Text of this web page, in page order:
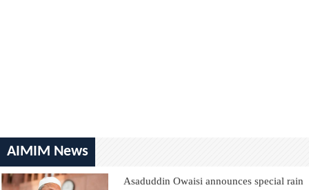
AIMIM News
Asaduddin Owaisi announces special rain